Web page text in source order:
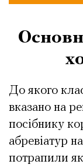
До якого
вказано на
посібнику
абревіатур
потрапили як